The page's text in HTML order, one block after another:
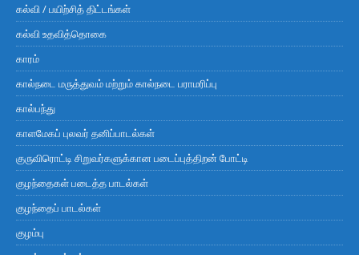
கல்வி / பயிற்சித் திட்டங்கள்
கல்வி உதவித்தொகை
காரம்
கால்நடை மருத்துவம் மற்றும் கால்நடை பராமரிப்பு
கால்பந்து
காளமேகப் புலவர் தனிப்பாடல்கள்
குருவிரொட்டி சிறுவர்களுக்கான படைப்புத்திறன் போட்டி
குழந்தைகள் படைத்த பாடல்கள்
குழந்தைப் பாடல்கள்
குழம்பு